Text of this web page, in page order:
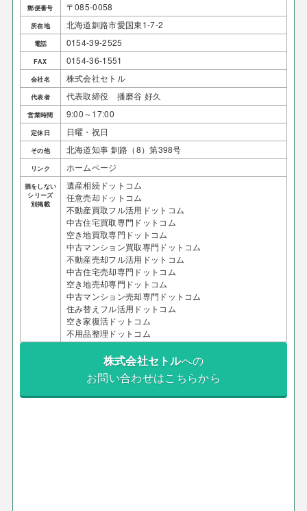
郵便番号 〒085-0058
所在地 北海道釧路市愛国東1-7-2
電話 0154-39-2525
FAX 0154-36-1551
会社名 株式会社セトル
代表者 代表取締役 播磨谷 好久
営業時間 9:00～17:00
定休日 日曜・祝日
その他 北海道知事 釧路（8）第398号
リンク ホームページ
損をしない
シリーズ
別掲載
遺産相続ドットコム
任意売却ドットコム
不動産買取フル活用ドットコム
中古住宅買取専門ドットコム
空き地買取専門ドットコム
中古マンション買取専門ドットコム
不動産売却フル活用ドットコム
中古住宅売却専門ドットコム
空き地売却専門ドットコム
中古マンション売却専門ドットコム
住み替えフル活用ドットコム
空き家復活ドットコム
不用品整理ドットコム
株式会社セトルへの
お問い合わせはこちらから